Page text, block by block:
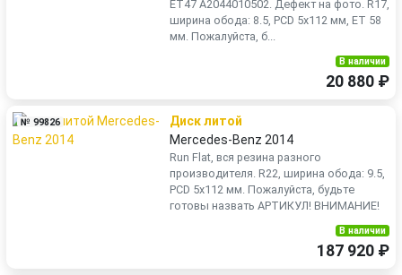
ET47 A2044010502. Дефект на фото. R17,
ширина обода: 8.5, PCD 5x112 мм, ET 58
мм. Пожалуйста, б...
В наличии
20 880 ₽
№ 99826
Диск литой
Mercedes-Benz 2014
Run Flat, вся резина разного
производителя. R22, ширина обода: 9.5,
PCD 5x112 мм. Пожалуйста, будьте
готовы назвать АРТИКУЛ! ВНИМАНИЕ!
В наличии
187 920 ₽